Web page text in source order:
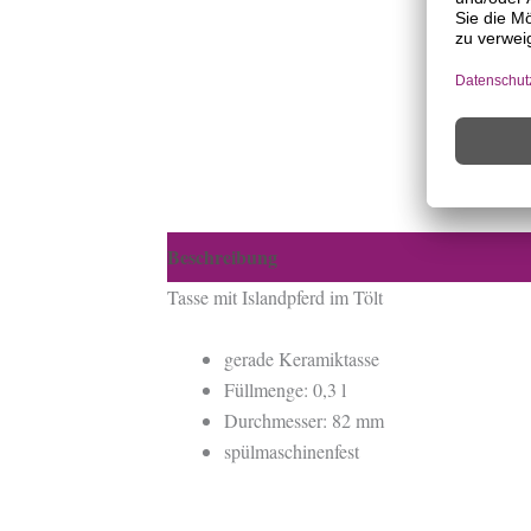
Beschreibung
Tasse mit Islandpferd im Tölt
gerade Keramiktasse
Füllmenge: 0,3 l
Durchmesser: 82 mm
spülmaschinenfest